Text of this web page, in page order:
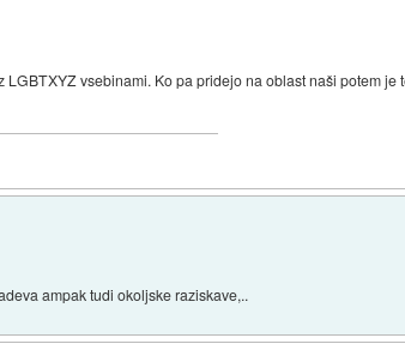
vsebinami. Ko pa pridejo na oblast naši potem je
ampak tudi okoljske raziskave,..